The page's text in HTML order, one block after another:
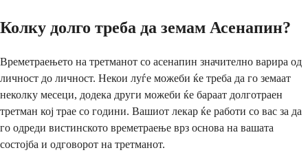
Колку долго треба да земам Асенапин?
Времетраењето на третманот со асенапин значително варира од
личност до личност. Некои луѓе можеби ќе треба да го земаат
неколку месеци, додека други можеби ќе бараат долготраен
третман кој трае со години. Вашиот лекар ќе работи со вас за да
го одреди вистинското времетраење врз основа на вашата
состојба и одговорот на третманот.